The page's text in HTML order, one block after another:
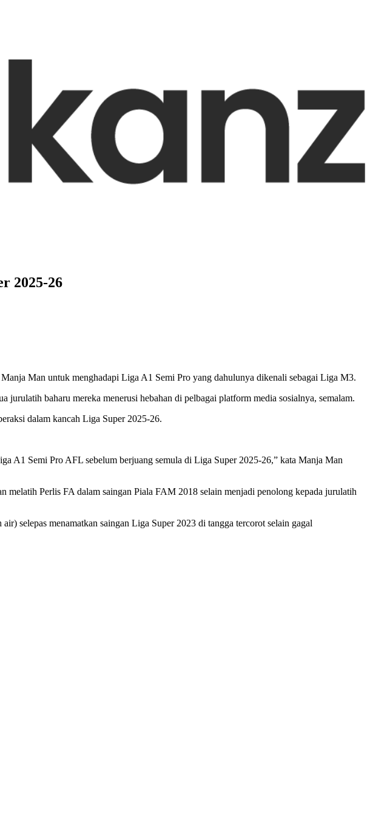
2025-26
Man untuk menghadapi Liga A1 Semi Pro yang dahulunya dikenali sebagai Liga M3.
baharu mereka menerusi hebahan di pelbagai platform media sosialnya, semalam.
dalam kancah Liga Super 2025-26.
A1 Semi Pro AFL sebelum berjuang semula di Liga Super 2025-26,” kata Manja Man
melatih Perlis FA dalam saingan Piala FAM 2018 selain menjadi penolong kepada jurulatih
selepas menamatkan saingan Liga Super 2023 di tangga tercorot selain gagal